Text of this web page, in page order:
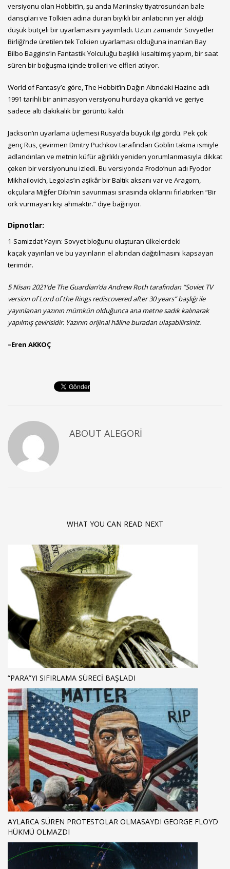
versiyonu olan Hobbit’in, şu anda Mariinsky tiyatrosundan bale
dansçıları ve Tolkien adına duran bıyıklı bir anlatıcının yer aldığı
düşük bütçeli bir uyarlamasını yayımladı. Uzun zamandır Sovyetler
Birliği’nde üretilen tek Tolkien uyarlaması olduğuna inanılan Bay
Bilbo Baggins’in Fantastik Yolculuğu başlıklı kısaltılmış yapım, bir saat
süren bir boğuşma içinde trolleri ve elfleri atlıyor.
World of Fantasy’e göre, The Hobbit’in Dağın Altındaki Hazine adlı
1991 tarihli bir animasyon versiyonu hurdaya çıkarıldı ve geriye
sadece altı dakikalık bir görüntü kaldı.
Jackson’ın uyarlama üçlemesi Rusya’da büyük ilgi gördü. Pek çok
genç Rus, çevirmen Dmitry Puchkov tarafından Goblin takma ismiyle
adlandırılan ve metnin küfür ağırlıklı yeniden yorumlanmasıyla dikkat
çeken bir versiyonunu izledi. Bu versiyonda Frodo’nun adı Fyodor
Mikhailovich, Legolas’ın aşikâr bir Baltık aksanı var ve Aragorn,
okçulara Miğfer Dibi’nin savunması sırasında oklarını fırlatırken “Bir
ork vurmayan kişi ahmaktır.” diye bağırıyor.
Dipnotlar:
1-Samizdat Yayın: Sovyet bloğunu oluşturan ülkelerdeki
kaçak yayınları ve bu yayınların el altından dağıtılmasını kapsayan
terimdir.
5 Nisan 2021’de The Guardian’da Andrew Roth tarafından “Soviet TV
version of Lord of the Rings rediscovered after 30 years” başlığı ile
yayınlanan yazının mümkün olduğunca ana metne sadık kalınarak
yapılmış çevirisidir. Yazının orijinal hâlineburadanulaşabilirsiniz.
–Eren AKKOÇ
ABOUT ALEGORI
WHAT YOU CAN READ NEXT
“PARA”YI SIFIRLAMA SÜRECI BAŞLADI
AYLARCA SÜREN PROTESTOLAR OLMASAYDI GEORGE FLOYD
HÜKMÜ OLMAZDI